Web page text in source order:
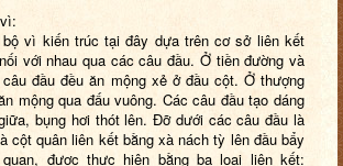
vì kiến trúc tại đây dựa trên cơ sở liên kết
với nhau qua các câu đầu. Ở tiền đường và
đầu đều ăn mộng xẻ ở đầu cột. Ở thượng
mộng qua đấu vuông. Các câu đầu tạo dáng
bụng hơi thót lên. Đỡ dưới các câu đầu là
cột quân liên kết bằng xà nách tỳ lên đầu bẩy
được thực hiện bằng ba loại liên kết: